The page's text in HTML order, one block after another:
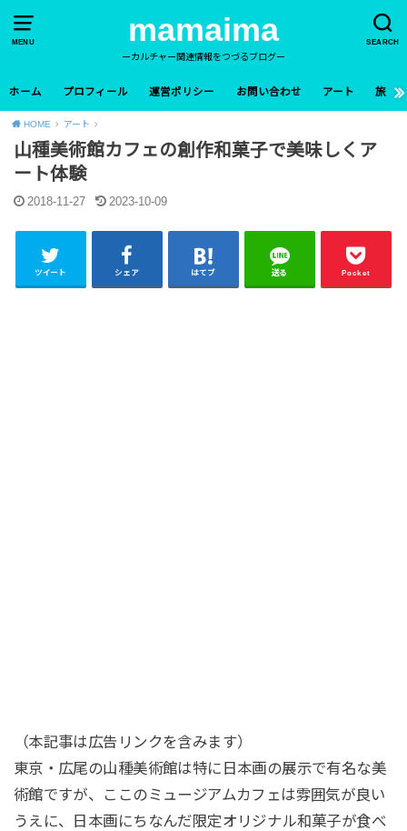
MENU SEARCH
mamaima
ーカルチャー関連情報をつづるブログー
ホーム プロフィール 運営ポリシー お問い合わせ アート 旅
HOME アート
山種美術館カフェの創作和菓子で美味しくア
ート体験
2018-11-27 2023-10-09
ツイート シェア はてブ 送る Pocket
（本記事は広告リンクを含みます）
東京・広尾の山種美術館は特に日本画の展示で有名な美
術館ですが、ここのミュージアムカフェは雰囲気が良い
うえに、日本画にちなんだ限定オリジナル和菓子が食べ